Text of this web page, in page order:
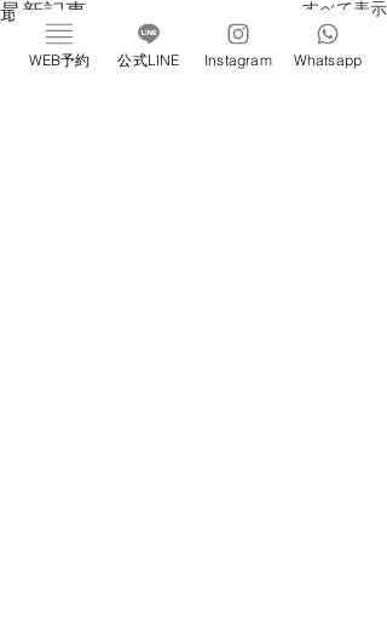
最新記事 すべて表示
WEB予約 公式LINE Instagram Whatsapp